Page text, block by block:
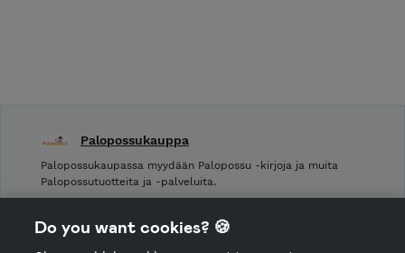
Palopossukauppa
Palopossukaupassa myydään Palopossu -kirjoja ja muita
Palopossutuotteita ja -palveluita.
Shop privacy policy
Do you want cookies? 🍪